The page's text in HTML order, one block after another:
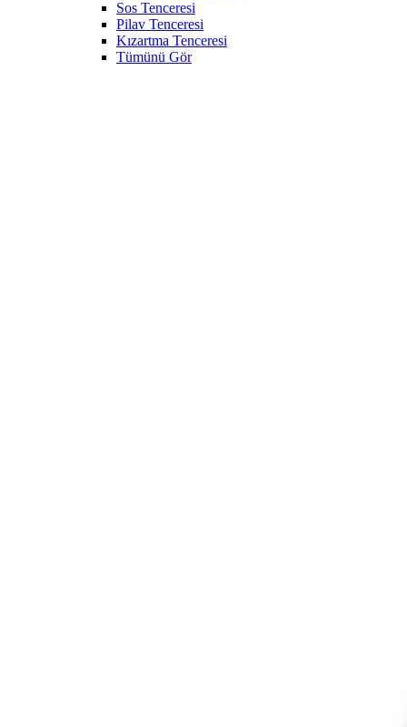
Sos Tenceresi
Pilav Tenceresi
Kızartma Tenceresi
Tümünü Gör